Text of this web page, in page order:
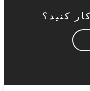
کنید؟